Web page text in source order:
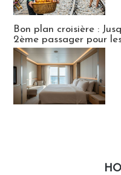
Bon plan croisière :
2ème passager pour